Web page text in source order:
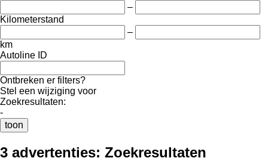
–
Kilometerstand
–
km
Autoline ID
Ontbreken er filters?
Stel een wijziging voor
Zoekresultaten:
-
toon
3 advertenties: Zoekresultaten